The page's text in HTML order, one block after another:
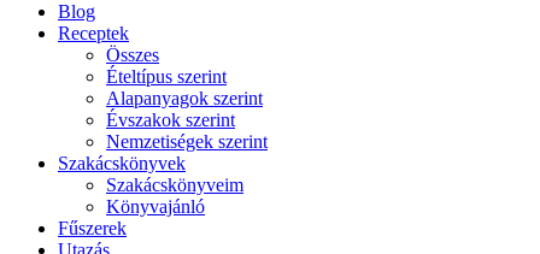
Blog
Receptek
Összes
Ételtípus szerint
Alapanyagok szerint
Évszakok szerint
Nemzetiségek szerint
Szakácskönyvek
Szakácskönyveim
Könyvajánló
Fűszerek
Utazás